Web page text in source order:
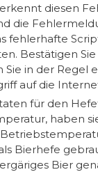
diesen
die
fehlerhafte
Bestätigen
Sie in der Regel
auf die
für den
haben
Bierhefe
Bier